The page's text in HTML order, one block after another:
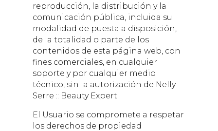
reproducción, la distribución y la
comunicación pública, incluida su
modalidad de puesta a disposición,
de la totalidad o parte de los
contenidos de esta página web, con
fines comerciales, en cualquier
soporte y por cualquier medio
técnico, sin la autorización de Nelly
Serre :: Beauty Expert
El Usuario se compromete a respetar
los derechos de propiedad